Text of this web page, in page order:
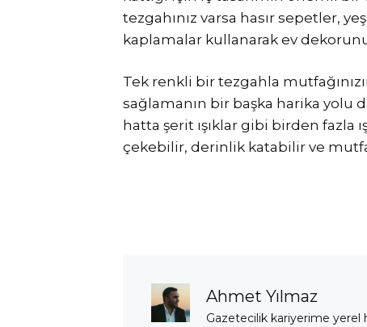
tezgahınız varsa hasır sepetler,
kaplamalar kullanarak ev
Tek renkli bir tezgahla
sağlamanın bir başka harika yolu
hatta şerit ışıklar gibi birden fazla
çekebilir, derinlik katabilir ve
Ahmet Yılmaz
Gazetecilik kariyerime yerel